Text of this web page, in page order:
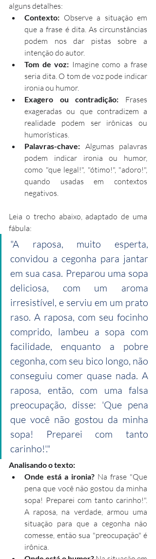
alguns detalhes:
Contexto: Observe a situação em
que a frase é dita. As circunstâncias
podem nos dar pistas sobre a
intenção do autor.
Tom de voz: Imagine como a frase
seria dita. O tom de voz pode indicar
ironia ou humor.
Exagero ou contradição: Frases
exageradas ou que contradizem a
realidade podem ser irônicas ou
humorísticas.
Palavras-chave: Algumas palavras
podem indicar ironia ou humor,
como "que legal!", "ótimo!", "adoro!",
quando usadas em contextos
negativos.
Leia o trecho abaixo, adaptado de uma
fábula:
"A raposa, muito esperta,
convidou a cegonha para jantar
em sua casa. Preparou uma sopa
deliciosa, com um aroma
irresistível, e serviu em um prato
raso. A raposa, com seu focinho
comprido, lambeu a sopa com
facilidade, enquanto a pobre
cegonha, com seu bico longo, não
conseguiu comer quase nada. A
raposa, então, com uma falsa
preocupação, disse: 'Que pena
que você não gostou da minha
sopa! Preparei com tanto
carinho!'."
Analisando o texto:
Onde está a ironia? Na frase "Que
pena que você não gostou da minha
sopa! Preparei com tanto carinho!".
A raposa, na verdade, armou uma
situação para que a cegonha não
comesse, então sua "preocupação" é
irônica.